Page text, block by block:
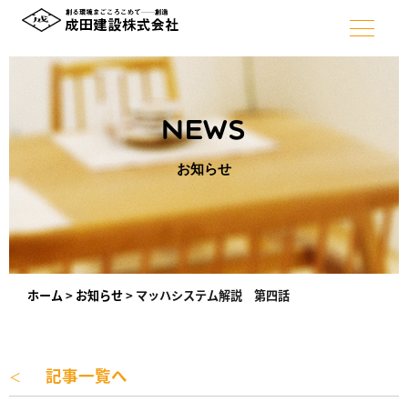
NEWS
お知らせ
ホーム > お知らせ> マッハシステム解説 第四話
＜ 記事一覧へ